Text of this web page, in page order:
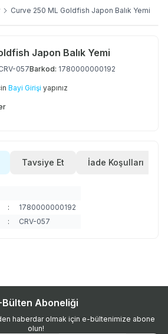
Curve 250 ML Goldfish Japon Balık Yemi
Japon Balık Yemi
057Barkod: 1780000000192
Bayi Girişi yapınız
Tavsiye Et İade Koşulları
:
1780000000192
: CRV-057
Bülten Aboneliği
haberdar olmak için e-bültenimize abone
olun!